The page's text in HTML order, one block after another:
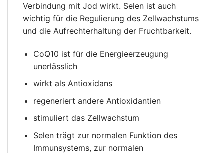
Verbindung mit Jod wirkt. Selen ist auch
wichtig für die Regulierung des Zellwachstums
und die Aufrechterhaltung der Fruchtbarkeit.
CoQ10 ist für die Energieerzeugung
unerlässlich
wirkt als Antioxidans
regeneriert andere Antioxidantien
stimuliert das Zellwachstum
Selen trägt zur normalen Funktion des
Immunsystems, zur normalen